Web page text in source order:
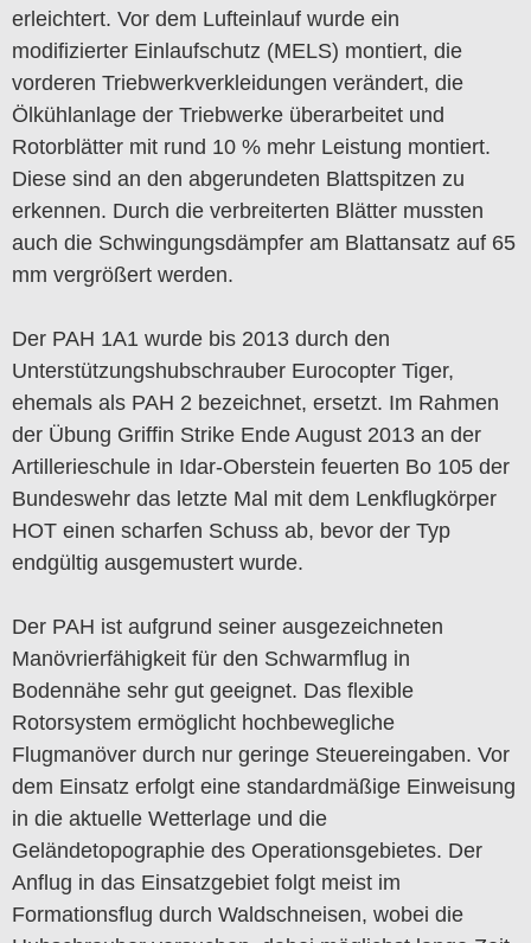
erleichtert. Vor dem Lufteinlauf wurde ein
modifizierter Einlaufschutz (MELS) montiert, die
vorderen Triebwerkverkleidungen verändert, die
Ölkühlanlage der Triebwerke überarbeitet und
Rotorblätter mit rund 10 % mehr Leistung montiert.
Diese sind an den abgerundeten Blattspitzen zu
erkennen. Durch die verbreiterten Blätter mussten
auch die Schwingungsdämpfer am Blattansatz auf 65
mm vergrößert werden.
Der PAH 1A1 wurde bis 2013 durch den
Unterstützungshubschrauber Eurocopter Tiger,
ehemals als PAH 2 bezeichnet, ersetzt. Im Rahmen
der Übung Griffin Strike Ende August 2013 an der
Artillerieschule in Idar-Oberstein feuerten Bo 105 der
Bundeswehr das letzte Mal mit dem Lenkflugkörper
HOT einen scharfen Schuss ab, bevor der Typ
endgültig ausgemustert wurde.
Der PAH ist aufgrund seiner ausgezeichneten
Manövrierfähigkeit für den Schwarmflug in
Bodennähe sehr gut geeignet. Das flexible
Rotorsystem ermöglicht hochbewegliche
Flugmanöver durch nur geringe Steuereingaben. Vor
dem Einsatz erfolgt eine standardmäßige Einweisung
in die aktuelle Wetterlage und die
Geländetopographie des Operationsgebietes. Der
Anflug in das Einsatzgebiet folgt meist im
Formationsflug durch Waldschneisen, wobei die